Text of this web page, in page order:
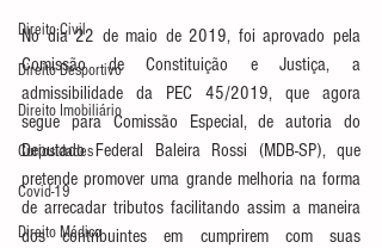
Direito Civil
Direito Desportivo
Direito Imobiliário
Curiosidades
Covid-19
Direito Médico
No dia 22 de maio de 2019, foi aprovado pela
Comissão de Constituição e Justiça, a
admissibilidade da PEC 45/2019, que agora
segue para Comissão Especial, de autoria do
Deputado Federal Baleira Rossi (MDB-SP), que
pretende promover uma grande melhoria na forma
de arrecadar tributos facilitando assim a maneira
dos contribuintes em cumprirem com suas